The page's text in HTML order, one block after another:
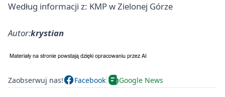
Według informacji z: KMP w Zielonej Górze
Autor:krystian
Zaobserwuj nas! Facebook Google News